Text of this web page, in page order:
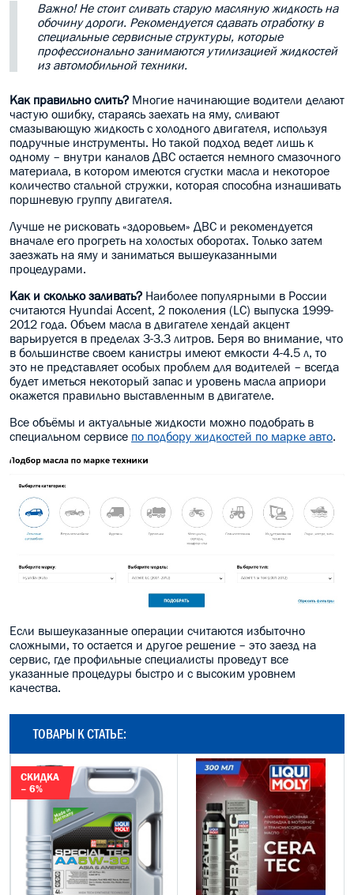
Важно! Не стоит сливать старую масляную жидкость на
обочину дороги. Рекомендуется сдавать отработку в
специальные сервисные структуры, которые
профессионально занимаются утилизацией жидкостей
из автомобильной техники.
Как правильно слить? Многие начинающие водители делают
частую ошибку, стараясь заехать на яму, сливают
смазывающую жидкость с холодного двигателя, используя
подручные инструменты. Но такой подход ведет лишь к
одному – внутри каналов ДВС остается немного смазочного
материала, в котором имеются сгустки масла и некоторое
количество стальной стружки, которая способна изнашивать
поршневую группу двигателя.
Лучше не рисковать «здоровьем» ДВС и рекомендуется
вначале его прогреть на холостых оборотах. Только затем
заезжать на яму и заниматься вышеуказанными
процедурами.
Как и сколько заливать? Наиболее популярными в России
считаются Hyundai Accent, 2 поколения (LC) выпуска 1999-
2012 года. Объем масла в двигателе хендай акцент
варьируется в пределах 3-3.3 литров. Беря во внимание, что
в большинстве своем канистры имеют емкости 4-4.5 л, то
это не представляет особых проблем для водителей – всегда
будет иметься некоторый запас и уровень масла априори
окажется правильно выставленным в двигателе.
Все объёмы и актуальные жидкости можно подобрать в
специальном сервисе по подбору жидкостей по марке авто.
Если вышеуказанные операции считаются избыточно
сложными, то остается и другое решение – это заезд на
сервис, где профильные специалисты проведут все
указанные процедуры быстро и с высоким уровнем
качества.
ТОВАРЫ К СТАТЬЕ:
СКИДКА
– 6%